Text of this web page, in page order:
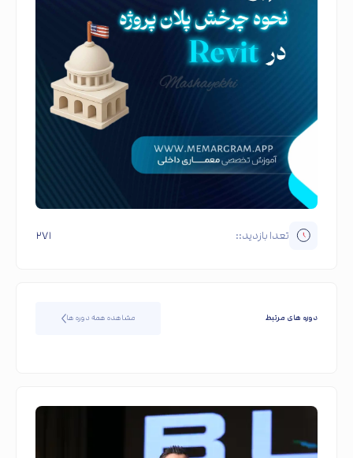
تعدا بازدید:: ۲۷۱
دوره های مرتبط مشاهده همه دوره ها